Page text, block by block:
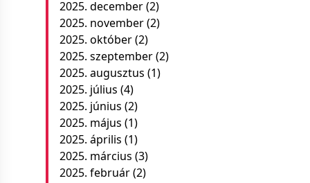
2025. december(2)
2025. november(2)
2025. október(2)
2025. szeptember(2)
2025. augusztus (1)
2025. július (4)
2025. június (2)
2025. május (1)
2025. április (1)
2025. március (3)
2025. február(2)